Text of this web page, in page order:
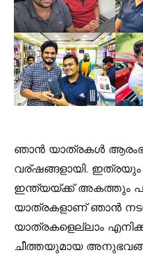
ഞാൻ യാത്രകൾ
വര്ഷങ്ങളായി. ഇത്രയും
ഇന്ത്യയ്ക്ക് അകത്തും
യാത്രകളാണ് ഞാൻ
യാത്രകളെല്ലാം
ചീത്തയുമായ